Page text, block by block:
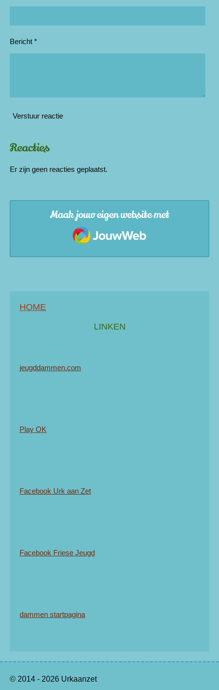
Bericht *
Verstuur reactie
Reacties
Er zijn geen reacties geplaatst.
Maak jouw eigen website met
JouwWeb
HOME
LINKEN
jeugddammen.com
Play OK
Facebook Urk aan Zet
Facebook Friese Jeugd
dammen startpagina
© 2014 - 2026 Urkaanzet